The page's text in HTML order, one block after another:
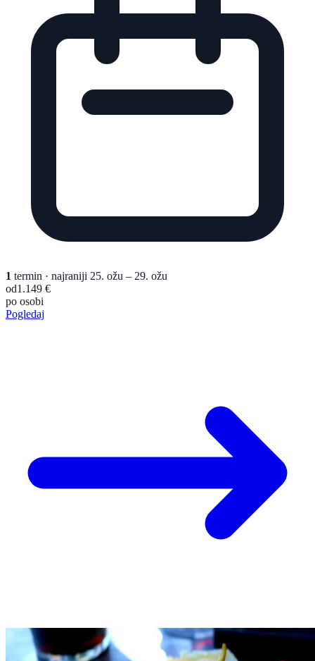
1 termin · najraniji 25. ožu – 29. ožu
od1.149 €
po osobi
Pogledaj